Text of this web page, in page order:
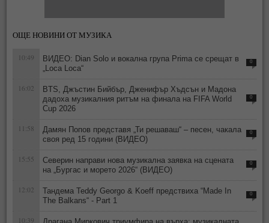
ОЩЕ НОВИНИ ОТ МУЗИКА
10:49
ВИДЕО: Dian Solo и вокална група Prima се срещат в
„Loca Loca“
0
16:02
BTS, Джъстин Бийбър, Дженифър Хъдсън и Мадона
дадоха музикалния ритъм на финала на FIFA World
Cup 2026
0
11:58
Дамян Попов представя „Ти решаваш“ – песен, чакала
своя ред 15 години (ВИДЕО)
0
15:55
Северин направи нова музикална заявка на сцената
на „Бургас и морето 2026“ (ВИДЕО)
0
12:02
Тандема Teddy Georgo & Koeff предствиха “Made In
The Balkans“ - Part 1
0
10:39